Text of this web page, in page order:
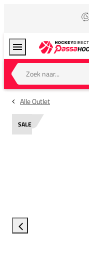
Zoek naar...
Alle Outlet
SALE